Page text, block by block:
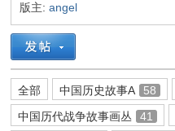
连» › ›
版主:angel
全部 中国历史故事A 58
中国历代战争故事画丛
41